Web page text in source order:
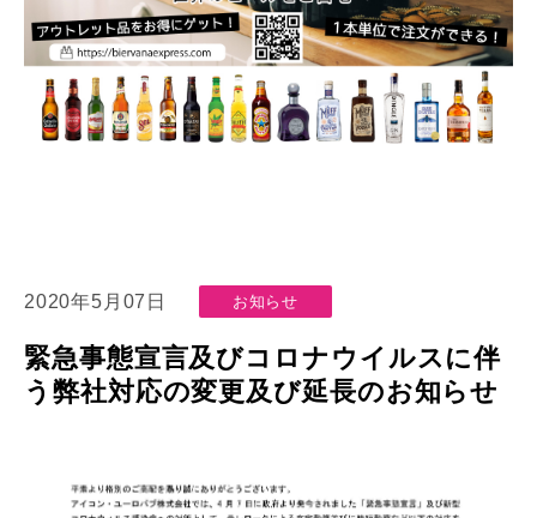
2020年5月07日 お知らせ
緊急事態宣言及びコロナウイルスに伴
う弊社対応の変更及び延長のお知らせ